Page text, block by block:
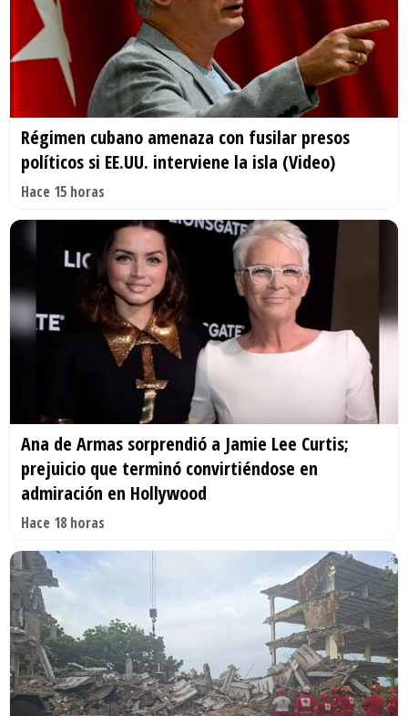
Régimen cubano amenaza con fusilar presos
políticos si EE.UU. interviene la isla (Video)
Hace 15 horas
Ana de Armas sorprendió a Jamie Lee Curtis;
prejuicio que terminó convirtiéndose en
admiración en Hollywood
Hace 18 horas